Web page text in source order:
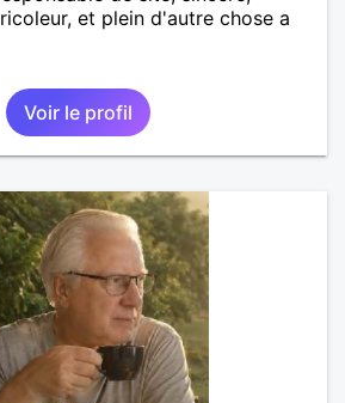
et plein d'autre chose a
Voir le profil